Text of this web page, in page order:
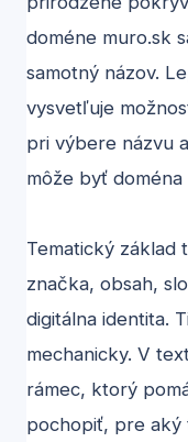
doméne muro.sk
samotný názov.
vysvetľuje
pri výbere názvu
môže byť doména
Tematický základ
značka, obsah,
digitálna identita.
mechanicky. V
rámec, ktorý
pochopiť, pre aký